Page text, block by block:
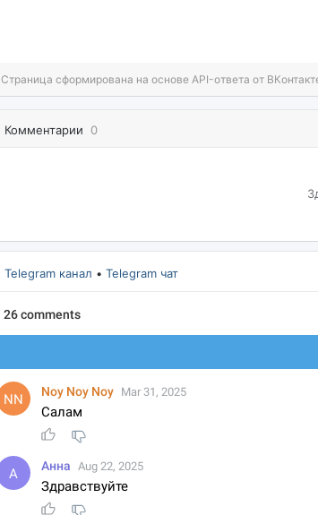
Страница сформирована на основе API-ответа от
Комментарии 0
Telegram канал • Telegram чат